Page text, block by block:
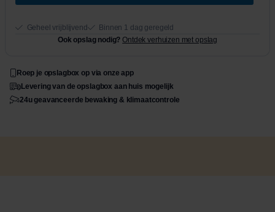
Geheel vrijblijvend
Binnen 1 dag geregeld
Ook opslag nodig? Ontdek verhuizen met opslag
Roep je opslagbox op via onze app
Levering van de opslagbox aan huis mogelijk
24u geavanceerde bewaking & klimaatcontrole